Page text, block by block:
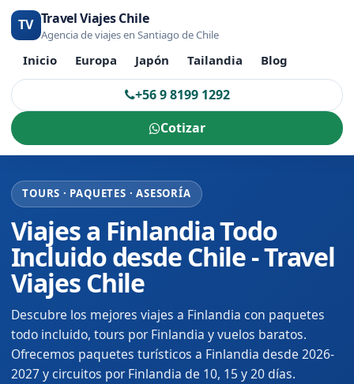
TV Travel Viajes Chile
Agencia de viajes en Santiago de Chile
Inicio Europa Japón Tailandia Blog
+56 9 8199 1292
Cotizar
TOURS · PAQUETES · ASESORÍA
Viajes a Finlandia Todo
Incluido desde Chile - Travel
Viajes Chile
Descubre los mejores viajes a Finlandia con paquetes
todo incluido, tours por Finlandia y vuelos baratos.
Ofrecemos paquetes turísticos a Finlandia desde 2026-
2027 y circuitos por Finlandia de 10, 15 y 20 días.